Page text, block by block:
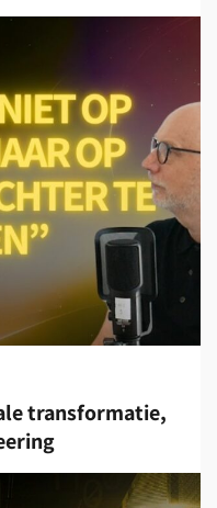
transformatie,